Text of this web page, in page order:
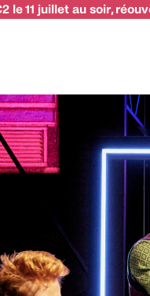
le 11 juillet au soir,